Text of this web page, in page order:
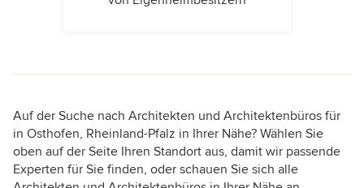
Auf der Suche nach Architekten und Architektenbüros für
in Osthofen, Rheinland-Pfalz in Ihrer Nähe? Wählen Sie
oben auf der Seite Ihren Standort aus, damit wir passende
Experten für Sie finden, oder schauen Sie sich alle